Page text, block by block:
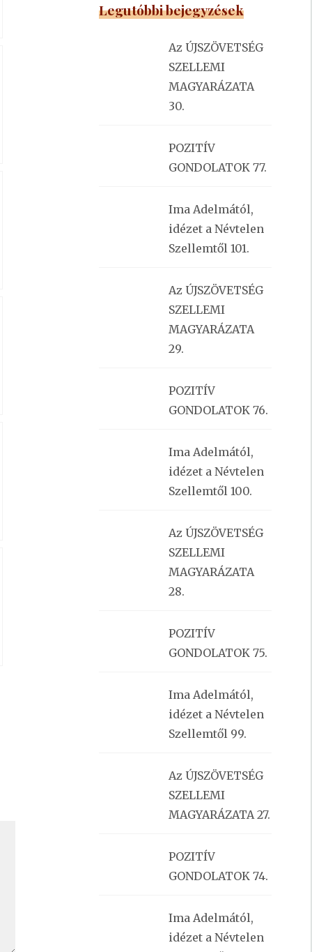
Legutóbbi bejegyzések
Az ÚJSZÖVETSÉG
SZELLEMI
MAGYARÁZATA
30.
POZITÍV
GONDOLATOK 77.
Ima Adelmától,
idézet a Névtelen
Szellemtől 101.
Az ÚJSZÖVETSÉG
SZELLEMI
MAGYARÁZATA
29.
POZITÍV
GONDOLATOK 76.
Ima Adelmától,
idézet a Névtelen
Szellemtől 100.
Az ÚJSZÖVETSÉG
SZELLEMI
MAGYARÁZATA
28.
POZITÍV
GONDOLATOK 75.
Ima Adelmától,
idézet a Névtelen
Szellemtől 99.
Az ÚJSZÖVETSÉG
SZELLEMI
MAGYARÁZATA 27.
POZITÍV
GONDOLATOK 74.
Ima Adelmától,
idézet a Névtelen